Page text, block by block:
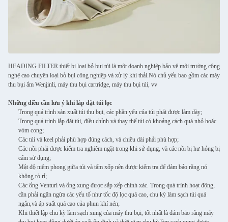
HEADING FILTER thiết bị loại bỏ bụi túi là một doanh nghiệp bảo vệ môi trường công
nghệ cao chuyên loại bỏ bụi công nghiệp và xử lý khí thải.Nó chủ yếu bao gồm các máy
thu bụi ẩm Wenjinli, máy thu bụi cartridge, máy thu bụi túi, vv
Những điều cần lưu ý khi lắp đặt túi lọc
Trong quá trình sản xuất túi thu bụi, các phần yếu của túi phải được làm dày;
Trong quá trình lắp đặt túi, điều chỉnh và thay thế túi có khoảng cách quá nhỏ hoặc
vòm cong;
Các túi và keel phải phù hợp đúng cách, và chiều dài phải phù hợp;
Các nồi phải được kiểm tra nghiêm ngặt trong khi sử dụng, và các nồi bị hư hỏng bị
cấm sử dụng;
Mật độ niêm phong giữa túi và tấm xốp nên được kiểm tra để đảm bảo rằng nó
không rò rỉ;
Các ống Venturi và ống xung được sắp xếp chính xác. Trong quá trình hoạt động,
cần phải ngăn ngừa các yếu tố như tốc độ lọc quá cao, chu kỳ làm sạch túi quá
ngắn,và áp suất quá cao của phun khí nén;
Khi thiết lập chu kỳ làm sạch xung của máy thu bụi, tốt nhất là đảm bảo rằng máy